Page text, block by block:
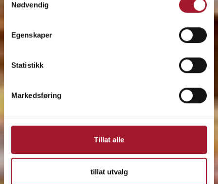
Nødvendig
Egenskaper
Statistikk
Markedsføring
Tillat alle
tillat utvalg